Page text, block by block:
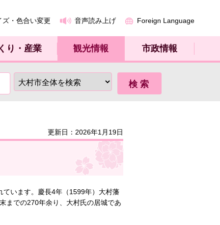
ズ・色合い変更 音声読み上げ Foreign Language
り・産業 観光情報 市政情報
更新日：2026年1月19日
います。慶長4年（1599年）大村藩
までの270年余り、大村氏の居城であ